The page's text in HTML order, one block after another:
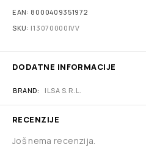
EAN: 8000409351972
SKU: I13070000IVV
DODATNE INFORMACIJE
BRAND ILSA S.R.L.
RECENZIJE
Još nema recenzija.